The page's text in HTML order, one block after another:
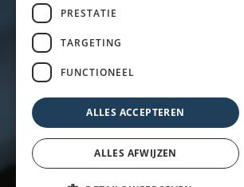
Mobiele bar
Mobiele bar huren
Bier/wijn/fris bar
Wijnbar
Aperol spritz bar
PRESTATIE
TARGETING
FUNCTIONEEL
ALLES ACCEPTEREN
ALLES AFWIJZEN